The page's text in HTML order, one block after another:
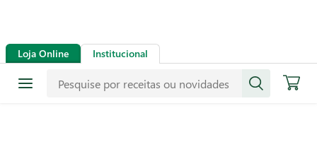
Loja Online Institucional
Receitas
Mais de mil receitas